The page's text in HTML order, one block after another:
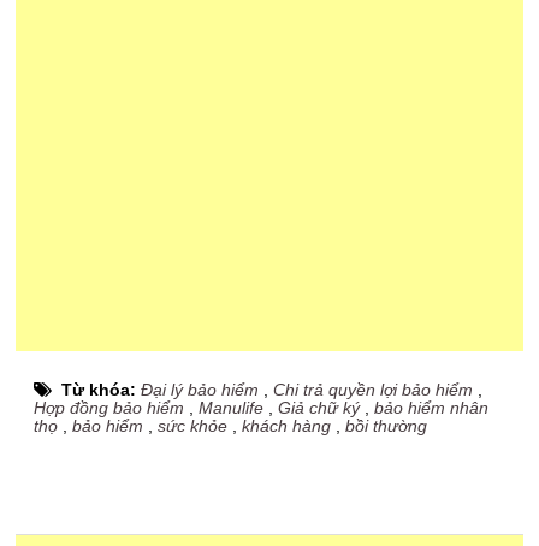
Từ khóa:Đại lý bảo hiểm ,Chi trả quyền lợi bảo hiểm
Hợp đồng bảo hiểm ,Manulife ,Giả chữ ký,bảo hiểm nhân
thọ ,bảo hiểm ,sức khỏe ,khách hàng ,bồi thường